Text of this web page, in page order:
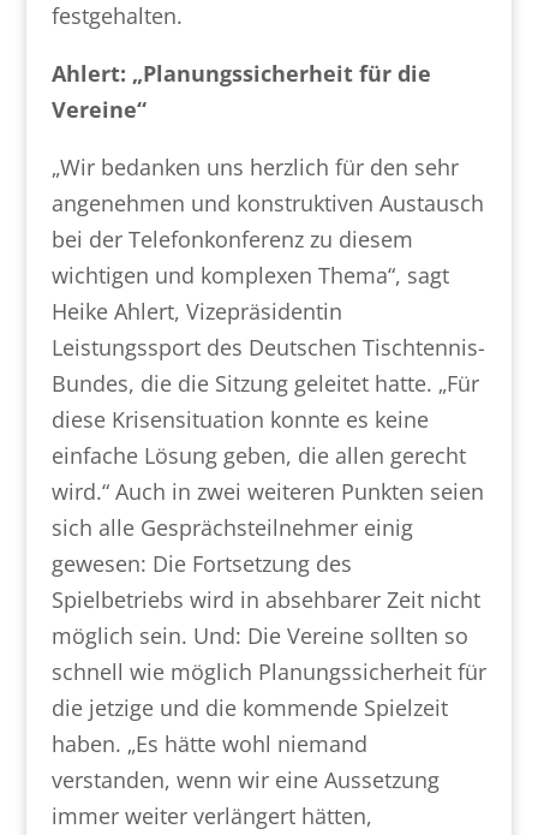
festgehalten.
Ahlert: „Planungssicherheit für die
Vereine“
„Wir bedanken uns herzlich für den sehr
angenehmen und konstruktiven Austausch
bei der Telefonkonferenz zu diesem
wichtigen und komplexen Thema“, sagt
Heike Ahlert, Vizepräsidentin
Leistungssport des Deutschen Tischtennis-
Bundes, die die Sitzung geleitet hatte. „Für
diese Krisensituation konnte es keine
einfache Lösung geben, die allen gerecht
wird.“ Auch in zwei weiteren Punkten seien
sich alle Gesprächsteilnehmer einig
gewesen: Die Fortsetzung des
Spielbetriebs wird in absehbarer Zeit nicht
möglich sein. Und: Die Vereine sollten so
schnell wie möglich Planungssicherheit für
die jetzige und die kommende Spielzeit
haben. „Es hätte wohl niemand
verstanden, wenn wir eine Aussetzung
immer weiter verlängert hätten,